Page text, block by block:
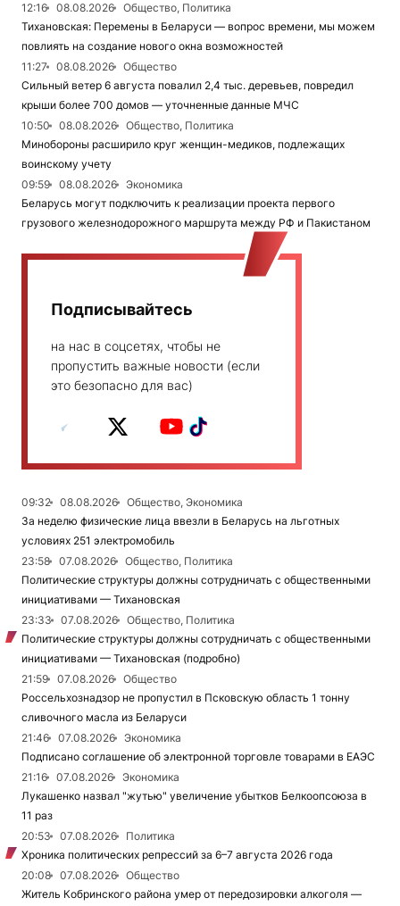
12:16 08.08.2026
Общество, Политика
Тихановская: Перемены в Беларуси — вопрос времени, мы можем
повлиять на создание нового окна возможностей
11:27
08.08.2026
Общество
Сильный ветер 6 августа повалил 2,4 тыс. деревьев, повредил
крыши более 700 домов — уточненные данные МЧС
10:50
08.08.2026
Общество, Политика
Минобороны расширило круг женщин-медиков, подлежащих
воинскому учету
09:59
08.08.2026
Экономика
Беларусь могут подключить к реализации проекта первого
грузового железнодорожного маршрута между РФ и Пакистаном
Подписывайтесь
на нас в соцсетях, чтобы не
пропустить важные новости (если
это безопасно для вас)
09:32 08.08.2026
Общество, Экономика
За неделю физические лица ввезли в Беларусь на льготных
условиях 251 электромобиль
23:58
07.08.2026
Общество, Политика
Политические структуры должны сотрудничать с общественными
инициативами — Тихановская
23:33
07.08.2026
Общество, Политика
Политические структуры должны сотрудничать с общественными
инициативами — Тихановская (подробно)
21:59
07.08.2026
Общество
Россельхознадзор не пропустил в Псковскую область 1 тонну
сливочного масла из Беларуси
21:46
07.08.2026
Экономика
Подписано соглашение об электронной торговле товарами в ЕАЭС
21:16
07.08.2026
Экономика
Лукашенко назвал "жутью" увеличение убытков Белкоопсоюза в
11 раз
20:53
07.08.2026
Политика
Хроника политических репрессий за 6–7 августа 2026 года
20:08
07.08.2026
Общество
Житель Кобринского района умер от передозировки алкоголя —